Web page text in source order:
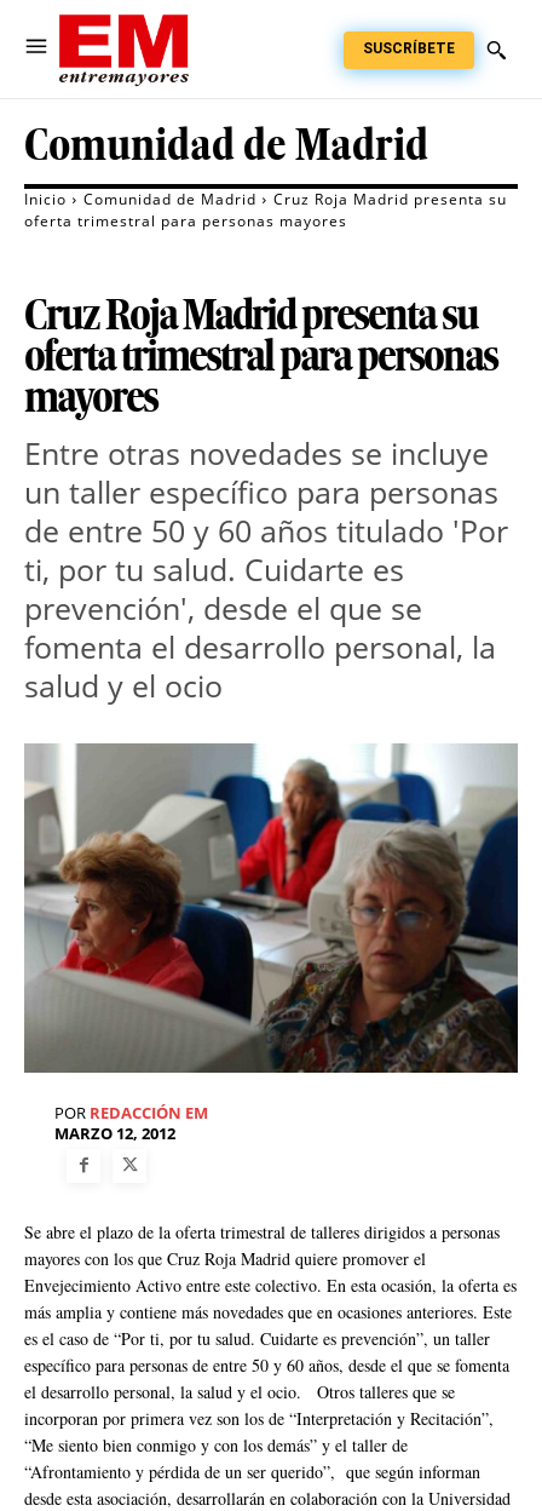
SUSCRÍBETE
Comunidad de Madrid
Inicio Comunidad de Madrid
Cruz Roja Madrid presenta su
oferta trimestral para personas mayores
Cruz Roja Madrid presenta su
oferta trimestral para personas
mayores
Entre otras novedades se incluye
un taller específico para personas
de entre 50 y 60 años titulado 'Por
ti, por tu salud. Cuidarte es
prevención', desde el que se
fomenta el desarrollo personal, la
salud y el ocio
POR REDACCIÓN EM
MARZO 12, 2012
Se abre el plazo de la oferta trimestral de talleres dirigidos a personas
mayores con los que Cruz Roja Madrid quiere promover el
Envejecimiento Activo entre este colectivo. En esta ocasión, la oferta es
más amplia y contiene más novedades que en ocasiones anteriores. Este
es el caso de “Por ti, por tu salud. Cuidarte es prevención”, un taller
específico para personas de entre 50 y 60 años, desde el que se fomenta
el desarrollo personal, la salud y el ocio. Otros talleres que se
incorporan por primera vez son los de “Interpretación y Recitación”,
“Me siento bien conmigo y con los demás” y el taller de
“Afrontamiento y pérdida de un ser querido”, que según informan
desde esta asociación, desarrollarán en colaboración con la Universidad